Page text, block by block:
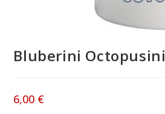
Bluberini Octopusini
6,00 €